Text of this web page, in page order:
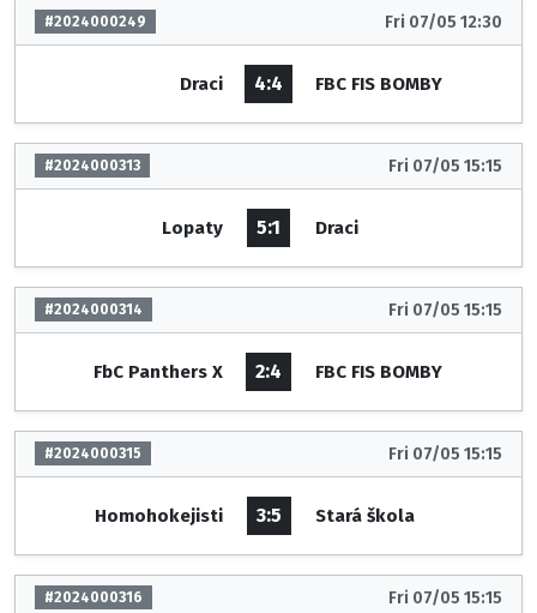
#2024000249 Fri 07/05 12:30
Draci 4:4 FBC FIS BOMBY
#2024000313 Fri 07/05 15:15
Lopaty 5:1 Draci
#2024000314 Fri 07/05 15:15
FbC Panthers X 2:4 FBC FIS BOMBY
#2024000315 Fri 07/05 15:15
Homohokejisti 3:5 Stará škola
#2024000316 Fri 07/05 15:15